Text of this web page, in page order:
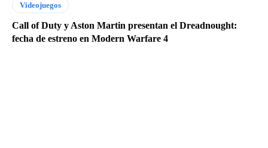
Videojuegos
Call of Duty y Aston Martin presentan el Dreadnought:
fecha de estreno en Modern Warfare 4